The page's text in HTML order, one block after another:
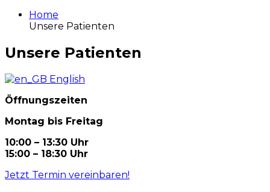
Home
Unsere Patienten
Unsere Patienten
English
Öffnungszeiten
Montag bis Freitag
10:00 – 13:30 Uhr
15:00 – 18:30 Uhr
Jetzt Termin vereinbaren!